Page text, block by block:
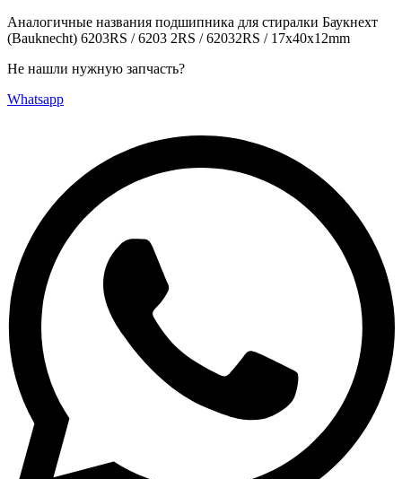
Аналогичные названия подшипника для стиралки Баукнехт
(Bauknecht) 6203RS / 6203 2RS / 62032RS / 17x40x12mm
Не нашли нужную запчасть?
Whatsapp